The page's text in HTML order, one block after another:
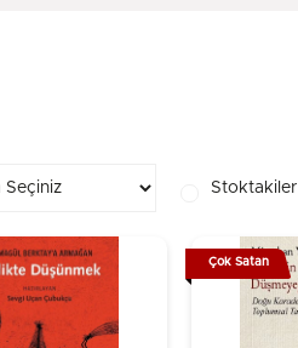
Stoktakiler
Çok Satan